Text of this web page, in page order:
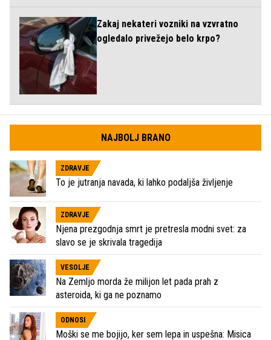
Zakaj nekateri vozniki na vzvratno
ogledalo privežejo belo krpo?
NAJBOLJ BRANO
ZDRAVJE
To je jutranja navada, ki lahko podaljša življenje
ZDRAVJE
Njena prezgodnja smrt je pretresla modni svet: za
slavo se je skrivala tragedija
VESOLJE
Na Zemljo morda že milijon let pada prah z
asteroida, ki ga ne poznamo
ODNOSI
Moški se me bojijo, ker sem lepa in uspešna: Misica